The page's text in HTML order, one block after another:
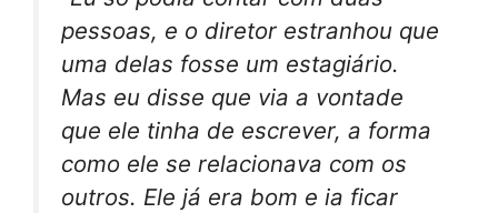
pessoas, e o diretor estranhou que
uma delas fosse um estagiário.
Mas eu disse que via a vontade
que ele tinha de escrever, a forma
como ele se relacionava com os
outros. Ele já era bom e ia ficar